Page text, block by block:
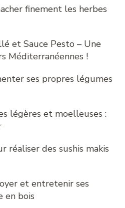
finement les herbes
et Sauce Pesto – Une
Méditerranéennes !
ses propres légumes
légères et moelleuses :
réaliser des sushis makis
et entretenir ses
en bois